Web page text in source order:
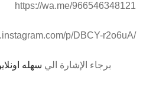
https://wa.me/966546348121
p/DBCY-r2o6uA/
برجاء الإشارة الي سهله